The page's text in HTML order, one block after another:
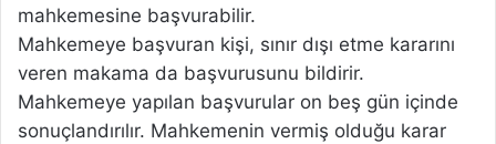
mahkemesine başvurabilir.
Mahkemeye başvuran kişi, sınır dışı etme kararını
veren makama da başvurusunu bildirir.
Mahkemeye yapılan başvurular on beş gün içinde
sonuçlandırılır. Mahkemenin vermiş olduğu karar